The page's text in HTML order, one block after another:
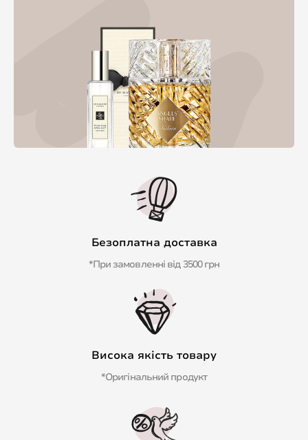
Безоплатна доставка
*При замовленні від 3500 грн
Висока якість товару
*Оригінальний продукт